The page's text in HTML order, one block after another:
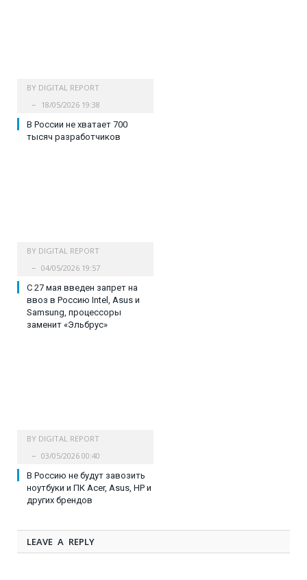
BY DIGITAL REPORT
18/05/2026 19:38
В России не хватает 700
тысяч разработчиков
BY DIGITAL REPORT
04/05/2026 19:57
C 27 мая введен запрет на
ввоз в Россию Intel, Asus и
Samsung, процессоры
заменит «Эльбрус»
BY DIGITAL REPORT
03/05/2026 00:40
В Россию не будут завозить
ноутбуки и ПК Acer, Asus, HP и
других брендов
LEAVE A REPLY